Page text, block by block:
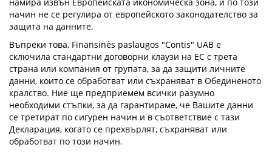
начин не се регулира от европейското законодателство за
защита на данните.
Въпреки това, Finansinės paslaugos "Contis" UAB е
сключила стандартни договорни клаузи на ЕС с трета
страна или компания от групата, за да защити личните
данни, които се обработват или съхраняват в Обединеното
кралство. Ние ще предприемем всички разумно
необходими стъпки, за да гарантираме, че Вашите данни
се третират по сигурен начин и в съответствие с тази
Декларация, когато се прехвърлят, съхраняват или
обработват по този начин.